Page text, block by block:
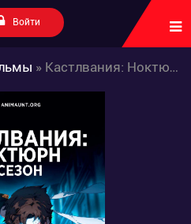
Войти
» Кастлвания: Ноктюрн 2 сезон